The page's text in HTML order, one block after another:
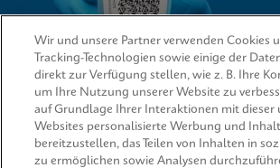
QUICK LINKS
Wir und unsere Partner verwenden Cookies
Tracking-Technologien sowie einige der
direkt zur Verfügung stellen, wie z. B. Ihre
um Ihre Nutzung unserer Website zu
auf Grundlage Ihrer Interaktionen mit dieser
Websites personalisierte Werbung und
bereitzustellen, das Teilen von Inhalten in
zu ermöglichen sowie Analysen